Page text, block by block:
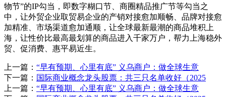
物节”的IP勾当，即数字糊口节、商圈精品推广节等勾当之
中，让外贸企业取贸易企业的产销对接愈加顺畅、品牌对接愈
加精准、市场渠道愈加通顺，让全球最新最潮的商品堆积上
海，让性价比最高最划算的商品进入千家万户，帮力上海稳外
贸、促消费、惠平易近生。
上一篇： “早有预期、心里有底” 义乌商户：做全球生意
下一篇： 国际商业概念龙头股票：共三只名单收好（2025
上一篇： “早有预期、心里有底” 义乌商户：做全球生意